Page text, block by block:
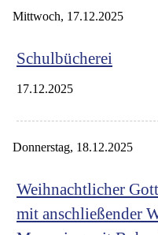
Mittwoch, 17.12.2025
Schulbücherei
17.12.2025
Donnerstag, 18.12.2025
Weihnachtlicher
mit anschließender